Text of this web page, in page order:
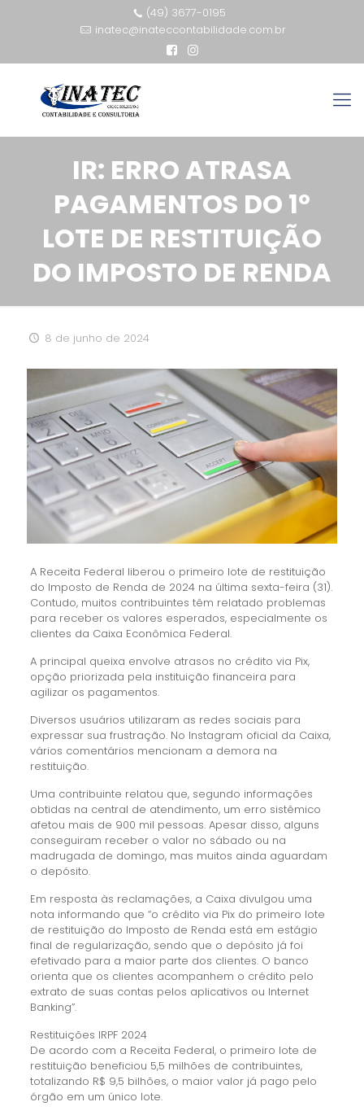
(49) 3677-0195
inatec@inateccontabilidade.com.br
IR: ERRO ATRASA
PAGAMENTOS DO 1º
LOTE DE RESTITUIÇÃO
DO IMPOSTO DE RENDA
8 de junho de 2024
A Receita Federal liberou o primeiro lote de restituição
do Imposto de Renda de 2024 na última sexta-feira (31).
Contudo, muitos contribuintes têm relatado problemas
para receber os valores esperados, especialmente os
clientes da Caixa Econômica Federal.
A principal queixa envolve atrasos no crédito via Pix,
opção priorizada pela instituição financeira para
agilizar os pagamentos.
Diversos usuários utilizaram as redes sociais para
expressar sua frustração. No Instagram oficial da Caixa,
vários comentários mencionam a demora na
restituição.
Uma contribuinte relatou que, segundo informações
obtidas na central de atendimento, um erro sistêmico
afetou mais de 900 mil pessoas. Apesar disso, alguns
conseguiram receber o valor no sábado ou na
madrugada de domingo, mas muitos ainda aguardam
o depósito.
Em resposta às reclamações, a Caixa divulgou uma
nota informando que “o crédito via Pix do primeiro lote
de restituição do Imposto de Renda está em estágio
final de regularização, sendo que o depósito já foi
efetivado para a maior parte dos clientes. O banco
orienta que os clientes acompanhem o crédito pelo
extrato de suas contas pelos aplicativos ou Internet
Banking”.
Restituições IRPF 2024
De acordo com a Receita Federal, o primeiro lote de
restituição beneficiou 5,5 milhões de contribuintes,
totalizando R$ 9,5 bilhões, o maior valor já pago pelo
órgão em um único lote.